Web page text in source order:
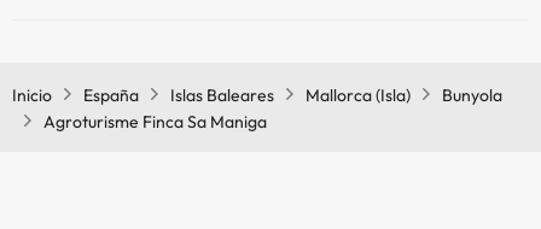
Inicio
España Islas Baleares Mallorca (Isla)
Bunyola
Agroturisme Finca Sa Maniga